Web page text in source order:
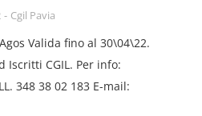
Cgil Pavia
Valida fino al 30\04\22.
Iscritti CGIL. Per info:
348 38 02 183 E-mail: